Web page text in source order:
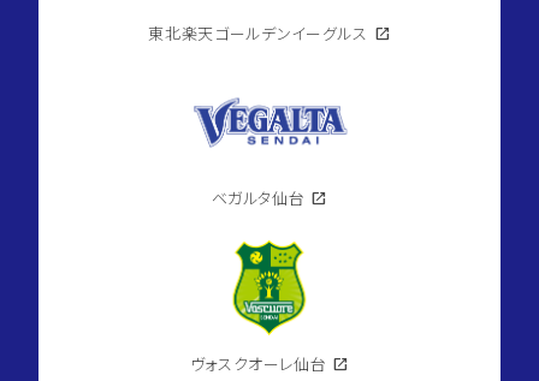
東北楽天ゴールデンイーグルス open_in_new
ベガルタ仙台 open_in_new
ヴォスクオーレ仙台 open_in_new